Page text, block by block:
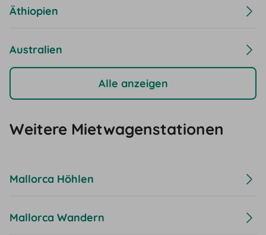
Äthiopien
Australien
Alle anzeigen
Weitere Mietwagenstationen
Mallorca Höhlen
Mallorca Wandern